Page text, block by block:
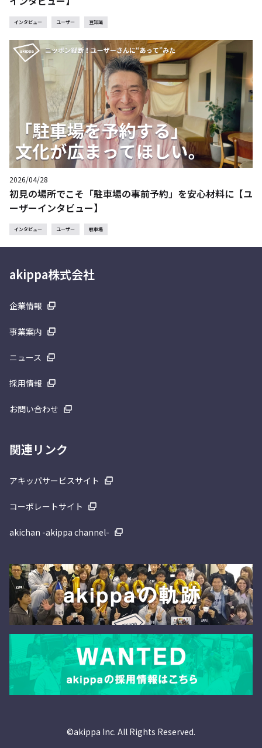
インタビュー ユーザー 豆知識
2026/04/28
初見の場所でこそ「駐車場の事前予約」を安心材料に【ユ
ーザーインタビュー】
インタビュー ユーザー 駐車場
akippa株式会社
企業情報
事業案内
ニュース
採用情報
お問い合わせ
関連リンク
アキッパサービスサイト
コーポレートサイト
akichan -akippa channel-
©akippa Inc. All Rights Reserved.